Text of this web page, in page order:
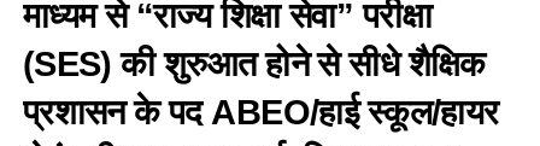
माध्यम से “राज्य शिक्षा सेवा” परीक्षा
(SES) की शुरुआत होने से सीधे शैक्षिक
प्रशासन के पद ABEO/हाई स्कूल/हायर